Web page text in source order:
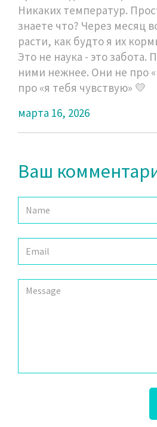
Никаких температур.
знаете что? Через месяц
расти, как будто я их
Это не наука - это забота.
ними нежнее. Они не про
про «я тебя чувствую» 💛
марта 16, 2026
Ваш